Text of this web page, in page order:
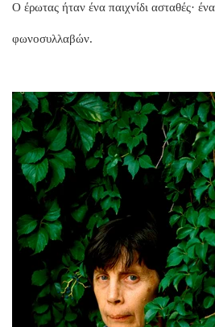
Ο έρωτας ήταν ένα παιχνίδι ασταθές· ένα
φωνοσυλλαβών.